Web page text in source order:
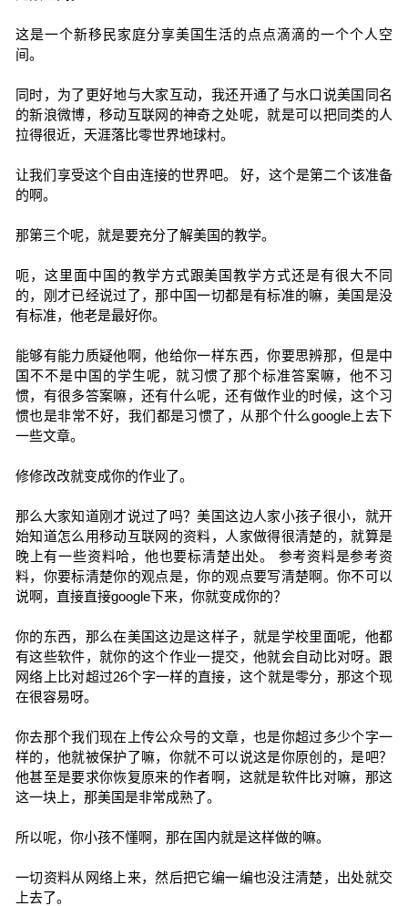
这是一个新移民家庭分享美国生活的点点滴滴的一个个人空
间。
同时，为了更好地与大家互动，我还开通了与水口说美国同名
的新浪微博，移动互联网的神奇之处呢，就是可以把同类的人
拉得很近，天涯落比零世界地球村。
让我们享受这个自由连接的世界吧。 好，这个是第二个该准备
的啊。
那第三个呢，就是要充分了解美国的教学。
呃，这里面中国的教学方式跟美国教学方式还是有很大不同
的，刚才已经说过了，那中国一切都是有标准的嘛，美国是没
有标准，他老是最好你。
能够有能力质疑他啊，他给你一样东西，你要思辨那，但是中
国不不是中国的学生呢，就习惯了那个标准答案嘛，他不习
惯，有很多答案嘛，还有什么呢，还有做作业的时候，这个习
惯也是非常不好，我们都是习惯了，从那个什么google上去下
一些文章。
修修改改就变成你的作业了。
那么大家知道刚才说过了吗？美国这边人家小孩子很小，就开
始知道怎么用移动互联网的资料，人家做得很清楚的，就算是
晚上有一些资料哈，他也要标清楚出处。 参考资料是参考资
料，你要标清楚你的观点是，你的观点要写清楚啊。你不可以
说啊，直接直接google下来，你就变成你的？
你的东西，那么在美国这边是这样子，就是学校里面呢，他都
有这些软件，就你的这个作业一提交，他就会自动比对呀。跟
网络上比对超过26个字一样的直接，这个就是零分，那这个现
在很容易呀。
你去那个我们现在上传公众号的文章，也是你超过多少个字一
样的，他就被保护了嘛，你就不可以说这是你原创的，是吧？
他甚至是要求你恢复原来的作者啊，这就是软件比对嘛，那这
这一块上，那美国是非常成熟了。
所以呢，你小孩不懂啊，那在国内就是这样做的嘛。
一切资料从网络上来，然后把它编一编也没注清楚，出处就交
上去了。